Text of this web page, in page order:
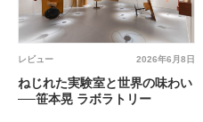
2026年6月8日
レビュー
ねじれた実験室と世界の味わい
──笹本晃 ラボラトリー